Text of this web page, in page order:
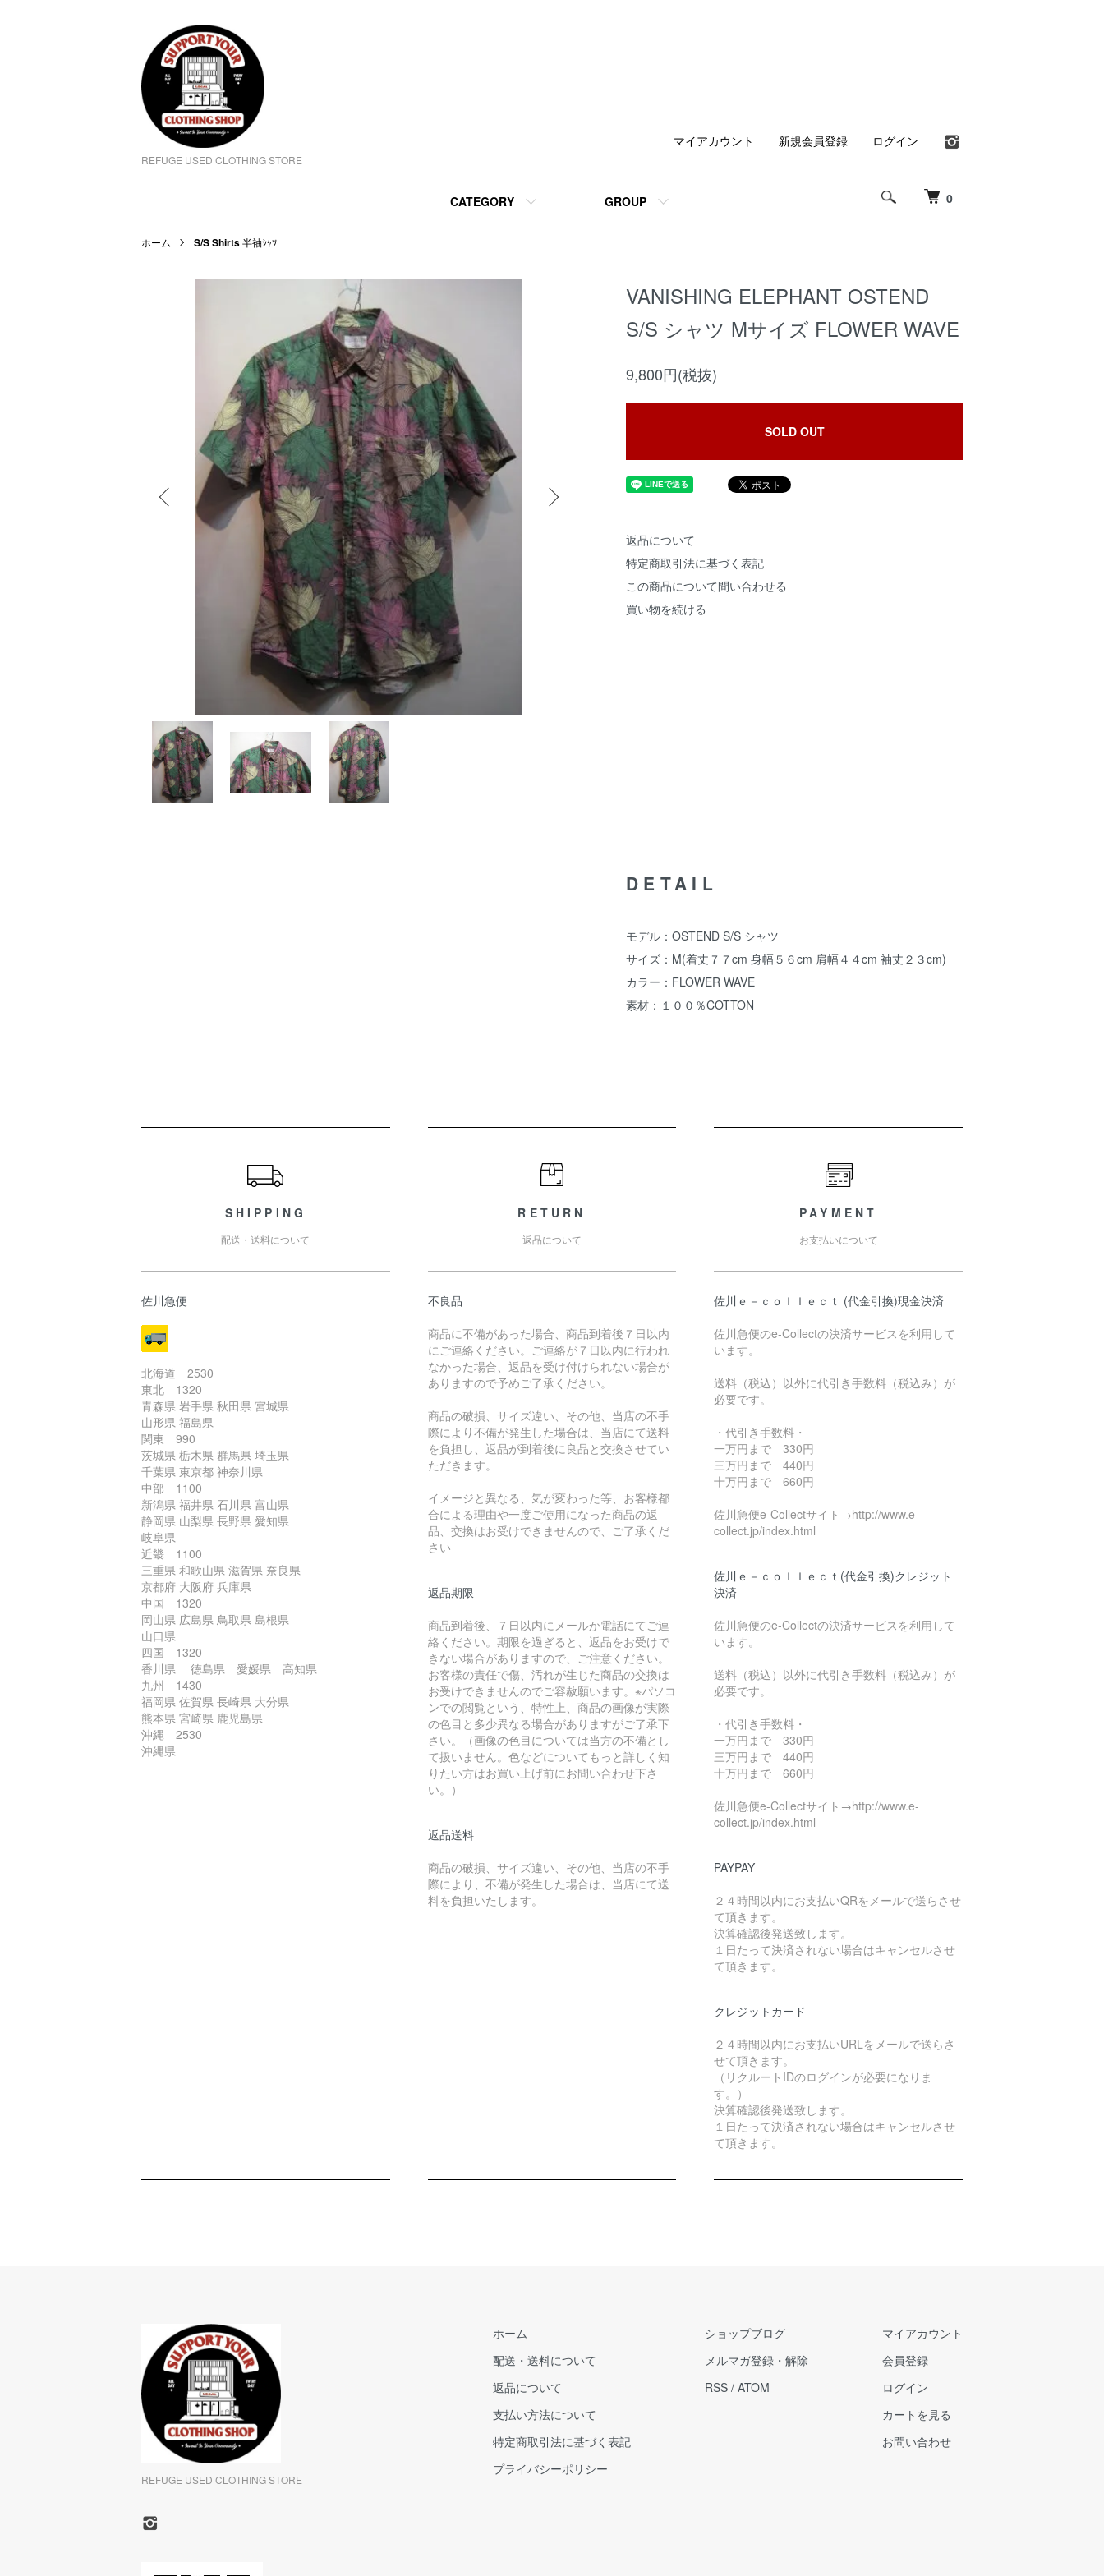
REFUGE USED CLOTHING STORE
0
CATEGORY GROUP
マイアカウント 新規会員登録 ログイン
ホーム S/S Shirts半袖ｼｬﾂ
VANISHING ELEPHANT OSTEND
S/S シャツ Mサイズ FLOWER WAVE
9,800円(税抜)
SOLD OUT
返品について
特定商取引法に基づく表記
この商品について問い合わせる
買い物を続ける
DETAIL
モデル：OSTEND S/S シャツ
サイズ：M(着丈７７cm 身幅５６cm 肩幅４４cm 袖丈２３cm)
カラー：FLOWER WAVE
素材：１００％COTTON
SHIPPING
配送・送料について
佐川急便
北海道 2530
東北 1320
青森県 岩手県 秋田県 宮城県
山形県 福島県
関東 990
茨城県 栃木県 群馬県 埼玉県
千葉県 東京都 神奈川県
中部 1100
新潟県 福井県 石川県 富山県
静岡県 山梨県 長野県 愛知県
岐阜県
近畿 1100
三重県 和歌山県 滋賀県 奈良県
京都府 大阪府 兵庫県
中国 1320
岡山県 広島県 鳥取県 島根県
山口県
四国 1320
香川県 徳島県 愛媛県 高知県
九州 1430
福岡県 佐賀県 長崎県 大分県
熊本県 宮崎県 鹿児島県
沖縄 2530
沖縄県
RETURN
返品について
不良品
商品に不備があった場合、商品到着後７日以内
にご連絡ください。ご連絡が７日以内に行われ
なかった場合、返品を受け付けられない場合が
ありますので予めご了承ください。
商品の破損、サイズ違い、その他、当店の不手
際により不備が発生した場合は、当店にて送料
を負担し、返品が到着後に良品と交換させてい
ただきます。
イメージと異なる、気が変わった等、お客様都
合による理由や一度ご使用になった商品の返
品、交換はお受けできませんので、ご了承くだ
さい
返品期限
商品到着後、７日以内にメールか電話にてご連
絡ください。期限を過ぎると、返品をお受けで
きない場合がありますので、ご注意ください。
お客様の責任で傷、汚れが生じた商品の交換は
お受けできませんのでご容赦願います。※パソコ
ンでの閲覧という、特性上、商品の画像が実際
の色目と多少異なる場合がありますがご了承下
さい。（画像の色目については当方の不備とし
て扱いません。色などについてもっと詳しく知
りたい方はお買い上げ前にお問い合わせ下さ
い。）
返品送料
商品の破損、サイズ違い、その他、当店の不手
際により、不備が発生した場合は、当店にて送
料を負担いたします。
PAYMENT
お支払いについて
佐川ｅ－ｃｏｌｌｅｃｔ (代金引換)現金決済
佐川急便のe-Collectの決済サービスを利用して
います。
送料（税込）以外に代引き手数料（税込み）が
必要です。
・代引き手数料・
一万円まで 330円
三万円まで 440円
十万円まで 660円
佐川急便e-Collectサイト→http://www.e-
collect.jp/index.html
佐川ｅ－ｃｏｌｌｅｃｔ(代金引換)クレジット
決済
佐川急便のe-Collectの決済サービスを利用して
います。
送料（税込）以外に代引き手数料（税込み）が
必要です。
・代引き手数料・
一万円まで 330円
三万円まで 440円
十万円まで 660円
佐川急便e-Collectサイト→http://www.e-
collect.jp/index.html
PAYPAY
２４時間以内にお支払いQRをメールで送らさせ
て頂きます。
決算確認後発送致します。
１日たって決済されない場合はキャンセルさせ
て頂きます。
クレジットカード
２４時間以内にお支払いURLをメールで送らさ
せて頂きます。
（リクルートIDのログインが必要になりま
す。）
決算確認後発送致します。
１日たって決済されない場合はキャンセルさせ
て頂きます。
REFUGE USED CLOTHING STORE
ホーム
配送・送料について
返品について
支払い方法について
特定商取引法に基づく表記
プライバシーポリシー
ショップブログ
メルマガ登録・解除
RSS / ATOM
マイアカウント
会員登録
ログイン
カートを見る
お問い合わせ